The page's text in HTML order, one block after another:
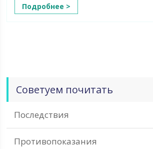
Подробнее >
Советуем почитать
Последствия
Противопоказания